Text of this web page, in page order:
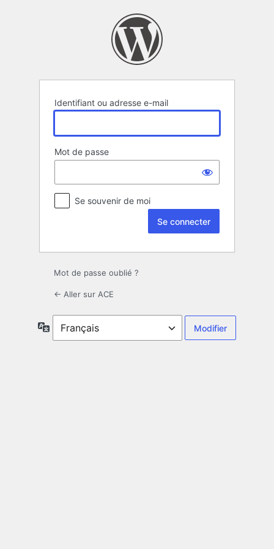
Identifiant ou adresse e-mail
Mot de passe
Se souvenir de moi
Mot de passe oublié ?
← Aller sur ACE
Langue